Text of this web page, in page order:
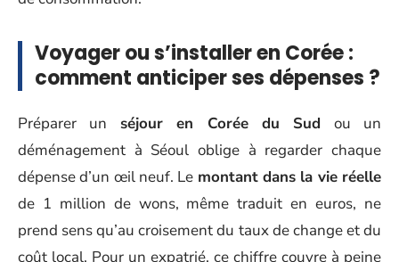
Voyager ou s’installer en Corée :
comment anticiper ses dépenses ?
Préparer un séjour en Corée du Sud ou un
déménagement à Séoul oblige à regarder chaque
dépense d’un œil neuf. Le montant dans la vie réelle
de 1 million de wons, même traduit en euros, ne
prend sens qu’au croisement du taux de change et du
coût local. Pour un expatrié, ce chiffre couvre à peine